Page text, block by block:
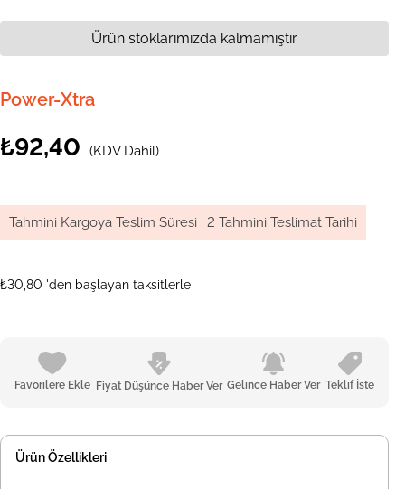
Power-Xtra
₺92,40 (KDV Dahil)
Tahmini Kargoya Teslim Süresi : 2 Tahmini Teslimat Tarihi
₺30,80 'den başlayan taksitlerle
Favorilere Ekle Fiyat Düşünce Haber Ver Gelince Haber Ver Teklif İste
Ürün stoklarımızda kalmamıştır.
Ürün Özellikleri